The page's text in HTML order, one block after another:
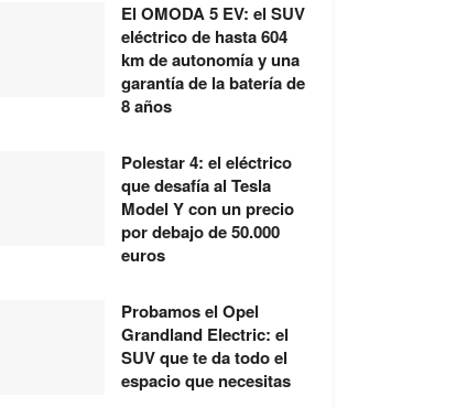
El OMODA 5 EV: el SUV
eléctrico de hasta 604
km de autonomía y una
garantía de la batería de
8 años
Polestar 4: el eléctrico
que desafía al Tesla
Model Y con un precio
por debajo de 50.000
euros
Probamos el Opel
Grandland Electric: el
SUV que te da todo el
espacio que necesitas